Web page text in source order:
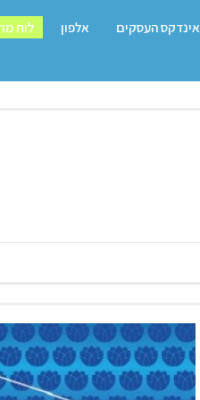
אינדקס העסקים אלפון לוח